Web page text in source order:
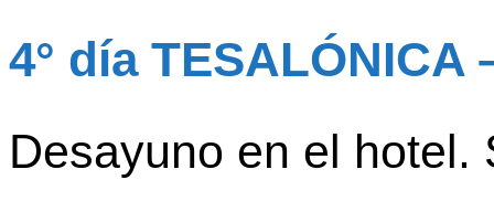
4° día TESALÓNICA
Desayuno en el